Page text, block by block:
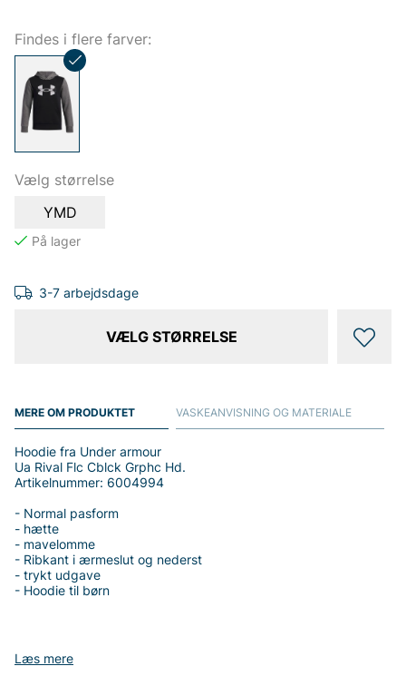
Findes i flere farver:
Vælg størrelse
YMD
3-7 arbejdsdage
VÆLG STØRRELSE
MERE OM PRODUKTET
Læs mere
Hoodie fra Under armour
Ua Rival Flc Cblck Grphc Hd.
Artikelnummer: 6004994
- Normal pasform
- hætte
- mavelomme
- Ribkant i ærmeslut og nederst
- trykt udgave
- Hoodie til børn
Tak fordi du handler i vores webshop. Besøg også vores butik i
VASKEANVISNING OG MATERIALE